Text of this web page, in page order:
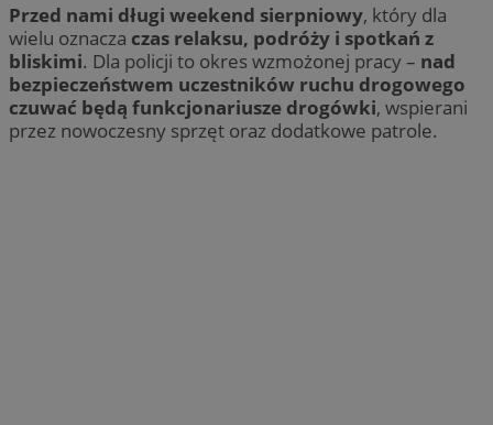
Przed nami długi weekend sierpniowy, który dla
wielu oznacza czas relaksu, podróży i spotkań z
bliskimi. Dla policji to okres wzmożonej pracy – nad
bezpieczeństwem uczestników ruchu drogowego
czuwać będą funkcjonariusze drogówki, wspierani
przez nowoczesny sprzęt oraz dodatkowe patrole.